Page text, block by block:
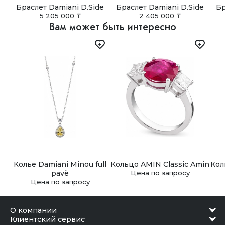
Таджикистан, Туркмения, Узбекистан, Украина).
Самовывоз
В Астане, Алматы, Шымкенте и Ташкенте доступен
самовывоз из наших бутиков. Заказ можно получить в
удобное время после подтверждения готовности.
подарочной упаковке.
Браслет Damiani D.Side
5 205 000 ₸
Браслет Damiani D.Side
2 405 000 ₸
Вам может быть интересно
Колье Damiani Minou full
pavè
Цена по запросу
Кольцо AMIN Classic Amin
Цена по запросу
о компании
клиентский сервис